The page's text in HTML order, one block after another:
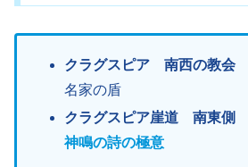
クラグスピア 南西の教会
名家の盾
クラグスピア崖道 南東側
神鳴の詩の極意